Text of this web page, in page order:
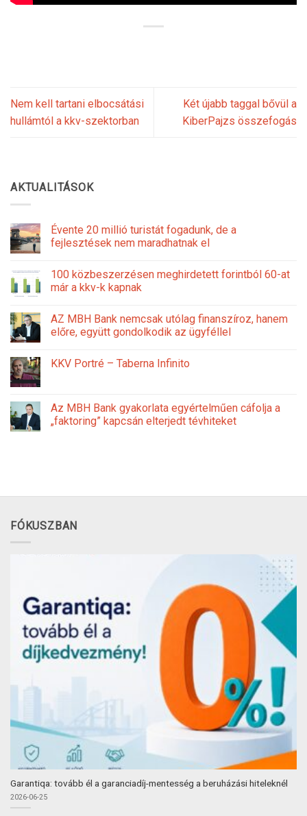
Nem kell tartani elbocsátási
hullámtól a kkv-szektorban
Két újabb taggal bővül a
KiberPajzs összefogás
AKTUALITÁSOK
Évente 20 millió turistát fogadunk, de a
fejlesztések nem maradhatnak el
100 közbeszerzésen meghirdetett forintból 60-at
már a kkv-k kapnak
AZ MBH Bank nemcsak utólag finanszíroz, hanem
előre, együtt gondolkodik az ügyféllel
KKV Portré – Taberna Infinito
Az MBH Bank gyakorlata egyértelműen cáfolja a
„faktoring” kapcsán elterjedt tévhiteket
FÓKUSZBAN
Garantiqa: tovább él a garanciadíj-mentesség a beruházási hiteleknél
2026-06-25